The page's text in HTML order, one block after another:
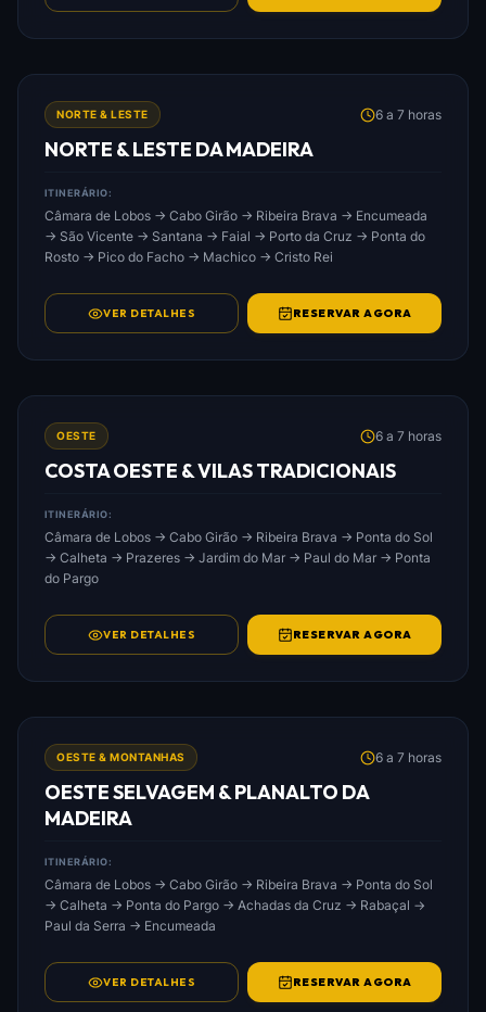
NORTE & LESTE
6 a 7 horas
NORTE & LESTE DA MADEIRA
ITINERÁRIO:
Câmara de Lobos → Cabo Girão → Ribeira Brava → Encumeada
→ São Vicente → Santana → Faial → Porto da Cruz → Ponta do
Rosto → Pico do Facho → Machico → Cristo Rei
VER DETALHES RESERVAR AGORA
OESTE
6 a 7 horas
COSTA OESTE & VILAS TRADICIONAIS
ITINERÁRIO:
Câmara de Lobos → Cabo Girão → Ribeira Brava → Ponta do Sol
→ Calheta → Prazeres → Jardim do Mar → Paul do Mar → Ponta
do Pargo
VER DETALHES RESERVAR AGORA
OESTE & MONTANHAS
6 a 7 horas
OESTE SELVAGEM & PLANALTO DA
MADEIRA
ITINERÁRIO:
Câmara de Lobos → Cabo Girão → Ribeira Brava → Ponta do Sol
→ Calheta → Ponta do Pargo → Achadas da Cruz → Rabaçal →
Paul da Serra → Encumeada
VER DETALHES RESERVAR AGORA